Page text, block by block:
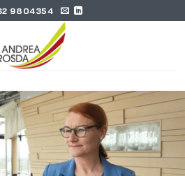
9804354